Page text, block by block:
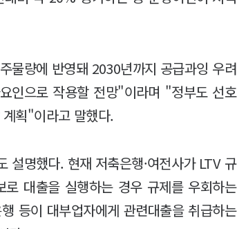
물량에 반영돼 2030년까지 공급과잉 우려
인으로 작용할 전망"이라며 "정부도 선호
획"이라고 말했다.
설명했다. 현재 저축은행·여전사가 LTV 규
대출을 실행하는 경우 규제를 우회하는
등이 대부업자에게 관련대출을 취급하는